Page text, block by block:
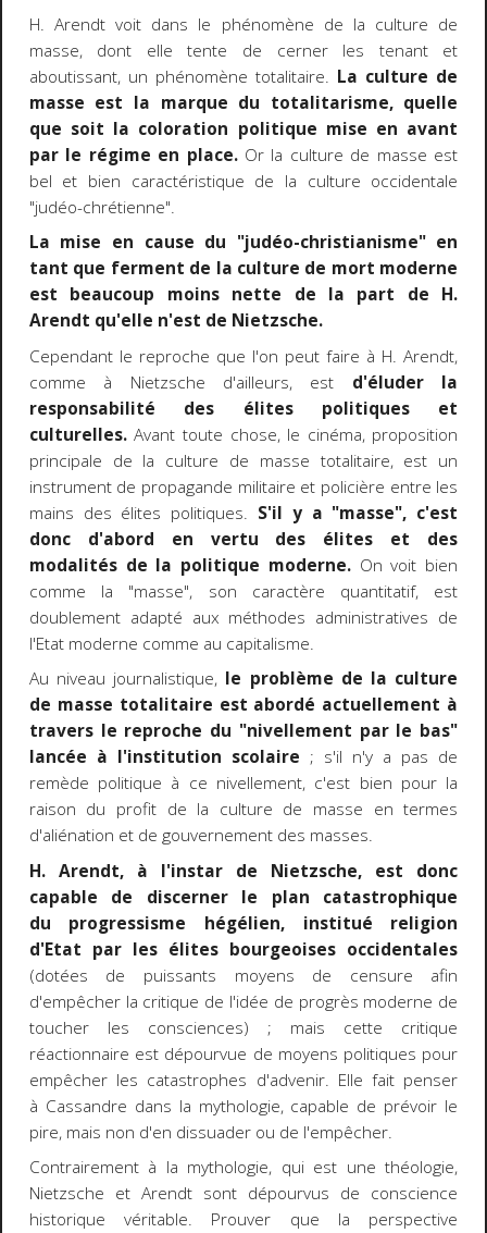
H. Arendt voit dans le phénomène de la culture de
masse, dont elle tente de cerner les tenant et
aboutissant, un phénomène totalitaire. La culture de
masse est la marque du totalitarisme, quelle
que soit la coloration politique mise en avant
par le régime en place.Or la culture de masse est
bel et bien caractéristique de la culture occidentale
"judéo-chrétienne".
La mise en cause du "judéo-christianisme" en
tant que ferment de la culture de mort moderne
est beaucoup moins nette de la part de H.
Arendt qu'elle n'est de Nietzsche.
Cependant le reproche que l'on peut faire à H. Arendt,
comme à Nietzsche d'ailleurs, est d'éluder la
responsabilité des élites politiques et
culturelles.Avant toute chose, le cinéma, proposition
principale de la culture de masse totalitaire, est un
instrument de propagande militaire et policière entre les
mains des élites politiques. S'il y a "masse", c'est
donc d'abord en vertu des élites et des
modalités de la politique moderne.On voit bien
comme la "masse", son caractère quantitatif, est
doublement adapté aux méthodes administratives de
l'Etat moderne comme au capitalisme.
Au niveau journalistique, le problème de la culture
de masse totalitaire est abordé actuellement à
travers le reproche du "nivellement par le bas"
lancée à l'institution scolaire ; s'il n'y a pas de
remède politique à ce nivellement, c'est bien pour la
raison du profit de la culture de masse en termes
d'aliénation et de gouvernement des masses.
H. Arendt, à l'instar de Nietzsche, est donc
capable de discerner le plan catastrophique
du progressisme hégélien, institué religion
d'Etat par les élites bourgeoises occidentales
(dotées de puissants moyens de censure afin
d'empêcher la critique de l'idée de progrès moderne de
toucher les consciences) ; mais cette critique
réactionnaire est dépourvue de moyens politiques pour
empêcher les catastrophes d'advenir. Elle fait penser
à Cassandre dans la mythologie, capable de prévoir le
pire, mais non d'en dissuader ou de l'empêcher.
Contrairement à la mythologie, qui est une théologie,
Nietzsche et Arendt sont dépourvus de conscience
historique véritable. Prouver que la perspective